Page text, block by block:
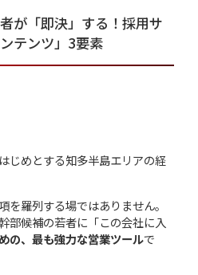
が「即決」する！採用サ
テンツ」3要素
じめとする知多半島エリアの経
を羅列する場ではありません。
部候補の若者に「この会社に入
の、最も強力な営業ツールで